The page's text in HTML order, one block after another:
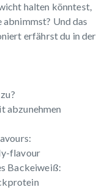
halten könntest,
Und das
erfährst du in der
abzunehmen
flavour
Backeiweiß: